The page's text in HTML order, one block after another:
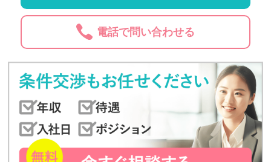
電話で問い合わせる